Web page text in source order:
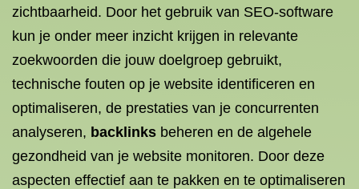
zichtbaarheid. Door het gebruik van SEO-software
kun je onder meer inzicht krijgen in relevante
zoekwoorden die jouw doelgroep gebruikt,
technische fouten op je website identificeren en
optimaliseren, de prestaties van je concurrenten
analyseren, backlinks beheren en de algehele
gezondheid van je website monitoren. Door deze
aspecten effectief aan te pakken en te optimaliseren